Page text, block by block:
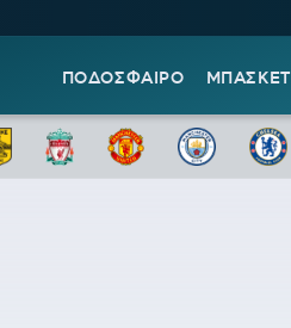
ΠΟΔΟΣΦΑΙΡΟ ΜΠΑΣΚΕΤ